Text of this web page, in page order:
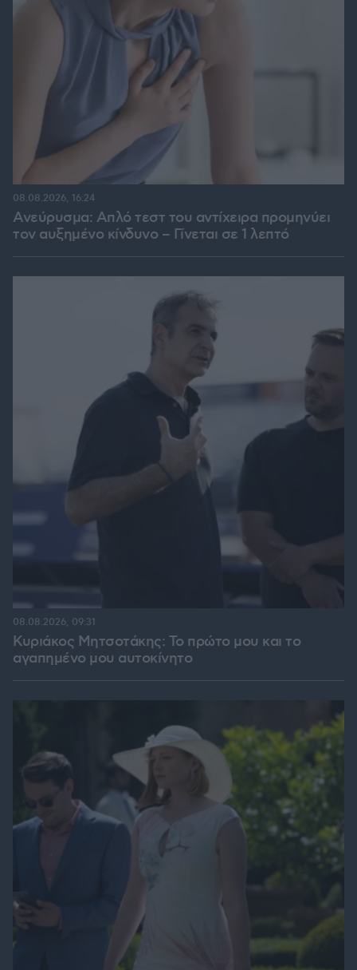
Ανεύρυσμα: Απλό τεστ του αντίχειρα προμηνύει
τον αυξημένο κίνδυνο – Γίνεται σε 1 λεπτό
08.08.2026, 16:24
Κυριάκος Μητσοτάκης: Το πρώτο μου και το
αγαπημένο μου αυτοκίνητο
08.08.2026, 09:31